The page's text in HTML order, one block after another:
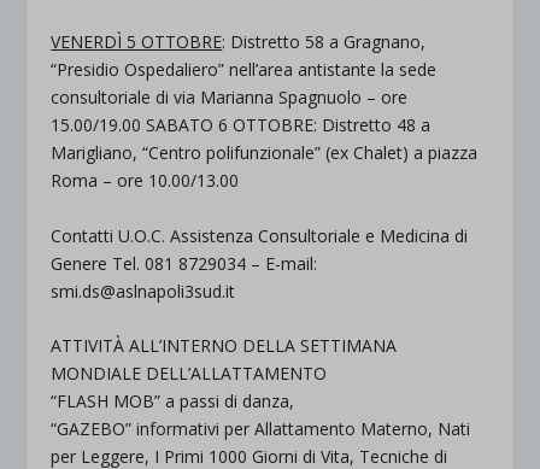
VENERDÌ 5 OTTOBRE: Distretto 58 a Gragnano,
“Presidio Ospedaliero” nell’area antistante la sede
consultoriale di via Marianna Spagnuolo – ore
15.00/19.00 SABATO 6 OTTOBRE: Distretto 48 a
Marigliano, “Centro polifunzionale” (ex Chalet) a piazza
Roma – ore 10.00/13.00
Contatti U.O.C. Assistenza Consultoriale e Medicina di
Genere Tel. 081 8729034 – E-mail:
smi.ds@aslnapoli3sud.it
ATTIVITÀ ALL’INTERNO DELLA SETTIMANA
MONDIALE DELL’ALLATTAMENTO
“FLASH MOB” a passi di danza,
“GAZEBO” informativi per Allattamento Materno, Nati
per Leggere, I Primi 1000 Giorni di Vita, Tecniche di